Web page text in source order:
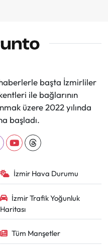
başta İzmirliler
ile bağlarının
üzere 2022 yılında
başladı.
İzmir Hava Durumu
İzmir Trafik Yoğunluk
Haritası
Tüm Manşetler